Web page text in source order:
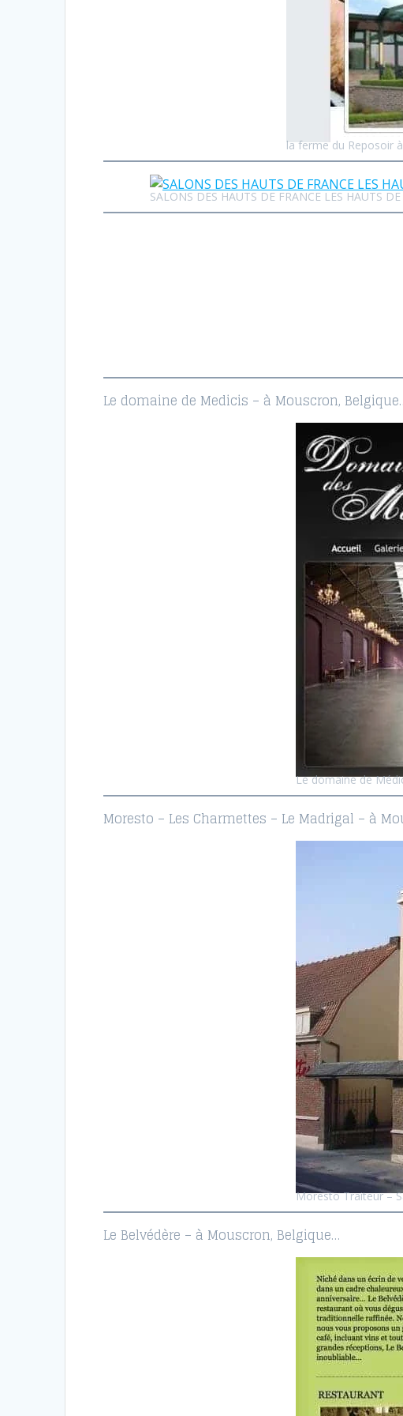
la ferme du Reposoir
SALONS DES HAUTS DE FRANCE LES HAUTS
Le domaine de Medicis – à Mouscron,
Le domaine de
Moresto – Les Charmettes – Le Madrigal – à
Moresto Traiteur –
Le Belvédère – à Mouscron, Belgique…